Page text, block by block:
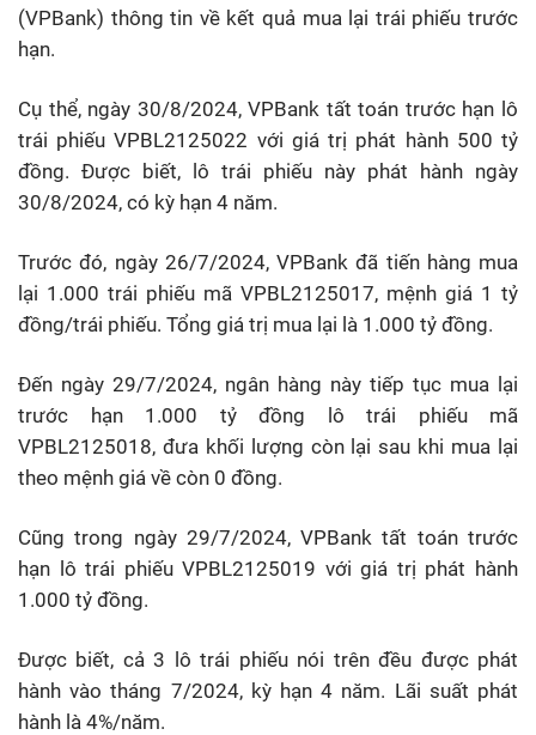
(VPBank) thông tin về kết quả mua lại trái phiếu trước
hạn.
Cụ thể, ngày 30/8/2024, VPBank tất toán trước hạn lô
trái phiếu VPBL2125022 với giá trị phát hành 500 tỷ
đồng. Được biết, lô trái phiếu này phát hành ngày
30/8/2024, có kỳ hạn 4 năm.
Trước đó, ngày 26/7/2024, VPBank đã tiến hàng mua
lại 1.000 trái phiếu mã VPBL2125017, mệnh giá 1 tỷ
đồng/trái phiếu. Tổng giá trị mua lại là 1.000 tỷ đồng.
Đến ngày 29/7/2024, ngân hàng này tiếp tục mua lại
trước hạn 1.000 tỷ đồng lô trái phiếu mã
VPBL2125018, đưa khối lượng còn lại sau khi mua lại
theo mệnh giá về còn 0 đồng.
Cũng trong ngày 29/7/2024, VPBank tất toán trước
hạn lô trái phiếu VPBL2125019 với giá trị phát hành
1.000 tỷ đồng.
Được biết, cả 3 lô trái phiếu nói trên đều được phát
hành vào tháng 7/2024, kỳ hạn 4 năm. Lãi suất phát
hành là 4%/năm.